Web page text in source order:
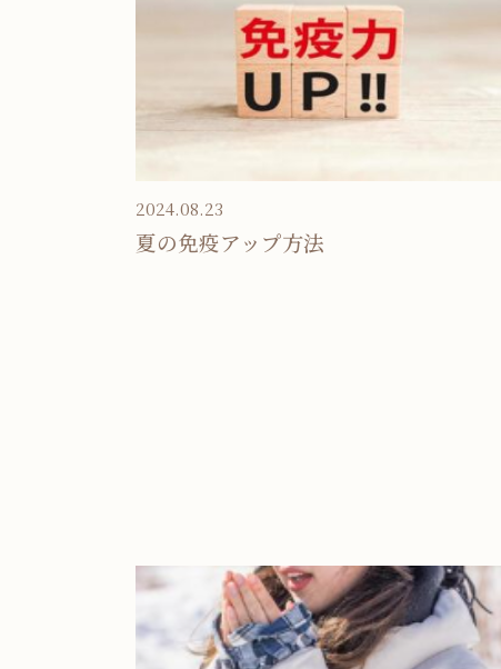
2024.08.23
夏の免疫アップ方法